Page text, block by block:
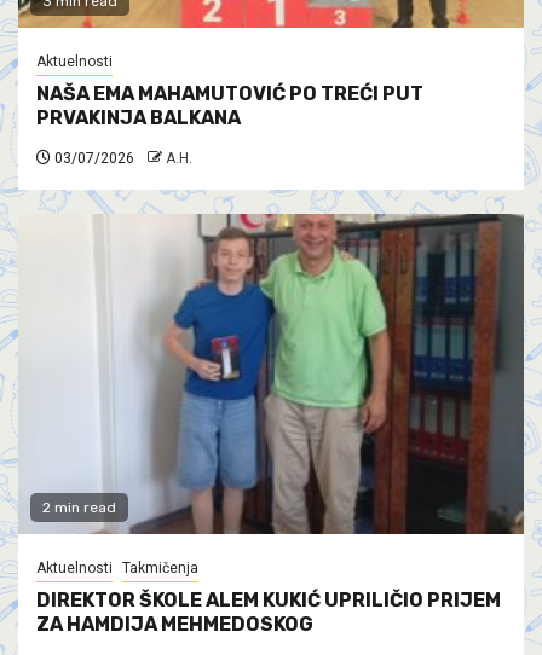
Aktuelnosti
NAŠA EMA MAHAMUTOVIĆ PO TREĆI PUT
PRVAKINJA BALKANA
03/07/2026 A.H.
2 min read
Aktuelnosti Takmičenja
DIREKTOR ŠKOLE ALEM KUKIĆ UPRILIČIO PRIJEM
ZA HAMDIJA MEHMEDOSKOG